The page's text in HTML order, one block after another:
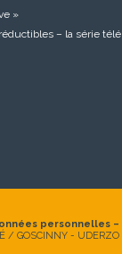
»
– la série télé
personnelles –
/ GOSCINNY - UDERZO